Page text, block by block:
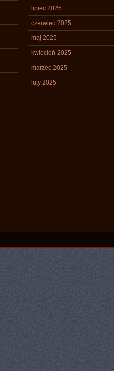
lipiec 2025
czerwiec 2025
maj 2025
kwiecień 2025
marzec 2025
luty 2025